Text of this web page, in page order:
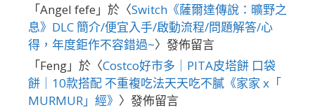
「Angel fefe 」於〈Switch《薩爾達傳說：曠野之
息》DLC 簡介/便宜入手/啟動流程/問題解答/心
得，年度鉅作不容錯過~〉發佈留言
「Feng」於〈Costco好市多｜PITA皮塔餅 口袋
餅｜10款搭配 不重複吃法天天吃不膩《家家 x「
MURMUR」經》 〉發佈留言